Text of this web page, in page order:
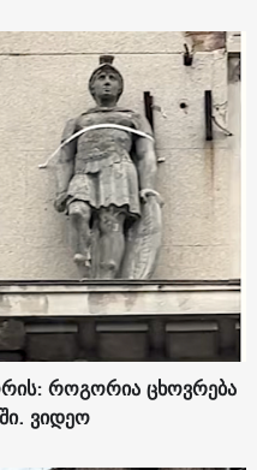
როგორია ცხოვრება
ვიდეო